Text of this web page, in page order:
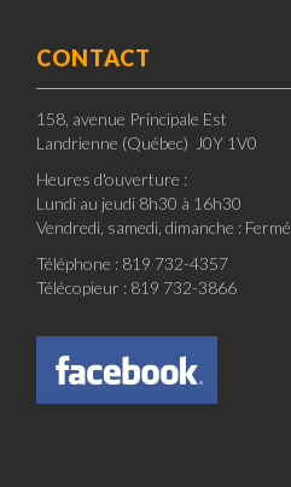
CONTACT
158, avenue Principale Est
Landrienne (Québec) J0Y 1V0
Heures d'ouverture :
Lundi au jeudi 8h30 à 16h30
Vendredi, samedi, dimanche : Fermé
Téléphone : 819 732-4357
Télécopieur : 819 732-3866